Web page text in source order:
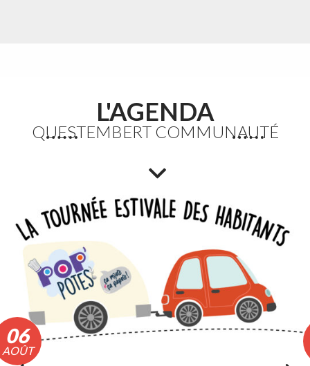
Etang du Moulin Neuf : baignade interdite
nautiques. La consommation de poissons pêchés est
Lire la suite
L'AGENDA
QUESTEMBERT COMMUNAUTÉ
06
AOÛT